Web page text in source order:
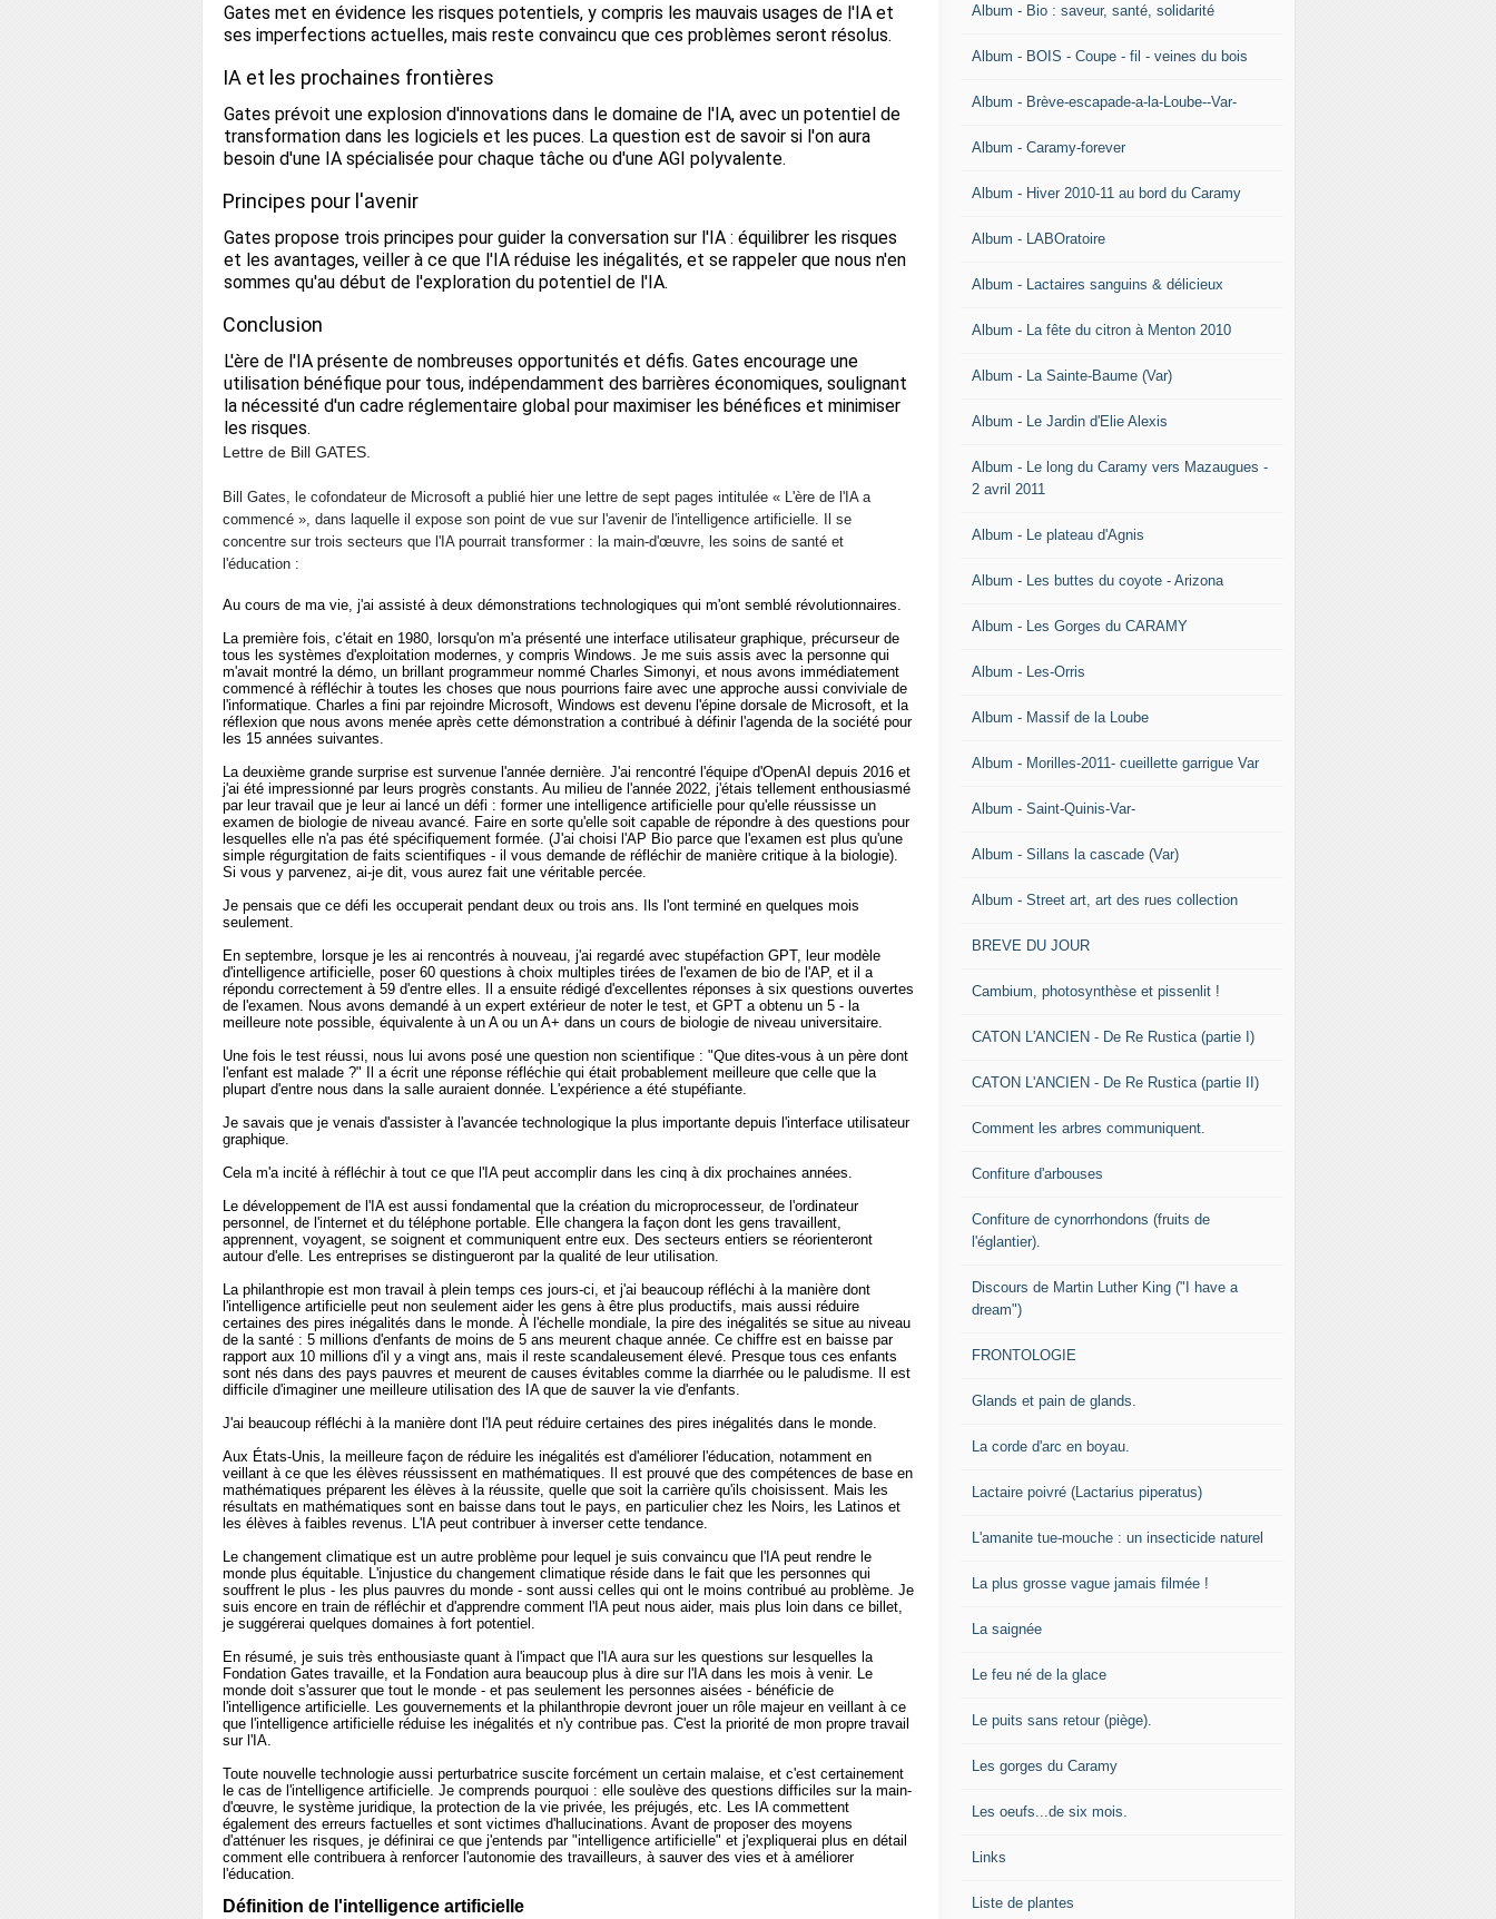
Gates met en évidence les risques potentiels, y compris les mauvais usages de l'IA et
ses imperfections actuelles, mais reste convaincu que ces problèmes seront résolus.
IA et les prochaines frontières
Gates prévoit une explosion d'innovations dans le domaine de l'IA, avec un potentiel de
transformation dans les logiciels et les puces. La question est de savoir si l'on aura
besoin d'une IA spécialisée pour chaque tâche ou d'une AGI polyvalente.
Principes pour l'avenir
Gates propose trois principes pour guider la conversation sur l'IA : équilibrer les risques
et les avantages, veiller à ce que l'IA réduise les inégalités, et se rappeler que nous n'en
sommes qu'au début de l'exploration du potentiel de l'IA.
Conclusion
L'ère de l'IA présente de nombreuses opportunités et défis. Gates encourage une
utilisation bénéfique pour tous, indépendamment des barrières économiques, soulignant
la nécessité d'un cadre réglementaire global pour maximiser les bénéfices et minimiser
les risques.
Lettre de Bill GATES.
Bill Gates, le cofondateur de Microsoft a publié hier une lettre de sept pages intitulée « L'ère de l'IA a
commencé », dans laquelle il expose son point de vue sur l'avenir de l'intelligence artificielle. Il se
concentre sur trois secteurs que l'IA pourrait transformer : la main-d'œuvre, les soins de santé et
l'éducation :
Au cours de ma vie, j'ai assisté à deux démonstrations technologiques qui m'ont semblé révolutionnaires.
La première fois, c'était en 1980, lorsqu'on m'a présenté une interface utilisateur graphique, précurseur de
tous les systèmes d'exploitation modernes, y compris Windows. Je me suis assis avec la personne qui
m'avait montré la démo, un brillant programmeur nommé Charles Simonyi, et nous avons immédiatement
commencé à réfléchir à toutes les choses que nous pourrions faire avec une approche aussi conviviale de
l'informatique. Charles a fini par rejoindre Microsoft, Windows est devenu l'épine dorsale de Microsoft, et la
réflexion que nous avons menée après cette démonstration a contribué à définir l'agenda de la société pour
les 15 années suivantes.
La deuxième grande surprise est survenue l'année dernière. J'ai rencontré l'équipe d'OpenAI depuis 2016 et
j'ai été impressionné par leurs progrès constants. Au milieu de l'année 2022, j'étais tellement enthousiasmé
par leur travail que je leur ai lancé un défi : former une intelligence artificielle pour qu'elle réussisse un
examen de biologie de niveau avancé. Faire en sorte qu'elle soit capable de répondre à des questions pour
lesquelles elle n'a pas été spécifiquement formée. (J'ai choisi l'AP Bio parce que l'examen est plus qu'une
simple régurgitation de faits scientifiques - il vous demande de réfléchir de manière critique à la biologie).
Si vous y parvenez, ai-je dit, vous aurez fait une véritable percée.
Je pensais que ce défi les occuperait pendant deux ou trois ans. Ils l'ont terminé en quelques mois
seulement.
En septembre, lorsque je les ai rencontrés à nouveau, j'ai regardé avec stupéfaction GPT, leur modèle
d'intelligence artificielle, poser 60 questions à choix multiples tirées de l'examen de bio de l'AP, et il a
répondu correctement à 59 d'entre elles. Il a ensuite rédigé d'excellentes réponses à six questions ouvertes
de l'examen. Nous avons demandé à un expert extérieur de noter le test, et GPT a obtenu un 5 - la
meilleure note possible, équivalente à un A ou un A+ dans un cours de biologie de niveau universitaire.
Une fois le test réussi, nous lui avons posé une question non scientifique : "Que dites-vous à un père dont
l'enfant est malade ?" Il a écrit une réponse réfléchie qui était probablement meilleure que celle que la
plupart d'entre nous dans la salle auraient donnée. L'expérience a été stupéfiante.
Je savais que je venais d'assister à l'avancée technologique la plus importante depuis l'interface utilisateur
graphique.
Cela m'a incité à réfléchir à tout ce que l'IA peut accomplir dans les cinq à dix prochaines années.
Le développement de l'IA est aussi fondamental que la création du microprocesseur, de l'ordinateur
personnel, de l'internet et du téléphone portable. Elle changera la façon dont les gens travaillent,
apprennent, voyagent, se soignent et communiquent entre eux. Des secteurs entiers se réorienteront
autour d'elle. Les entreprises se distingueront par la qualité de leur utilisation.
La philanthropie est mon travail à plein temps ces jours-ci, et j'ai beaucoup réfléchi à la manière dont
l'intelligence artificielle peut non seulement aider les gens à être plus productifs, mais aussi réduire
certaines des pires inégalités dans le monde. À l'échelle mondiale, la pire des inégalités se situe au niveau
de la santé : 5 millions d'enfants de moins de 5 ans meurent chaque année. Ce chiffre est en baisse par
rapport aux 10 millions d'il y a vingt ans, mais il reste scandaleusement élevé. Presque tous ces enfants
sont nés dans des pays pauvres et meurent de causes évitables comme la diarrhée ou le paludisme. Il est
difficile d'imaginer une meilleure utilisation des IA que de sauver la vie d'enfants.
J'ai beaucoup réfléchi à la manière dont l'IA peut réduire certaines des pires inégalités dans le monde.
Aux États-Unis, la meilleure façon de réduire les inégalités est d'améliorer l'éducation, notamment en
veillant à ce que les élèves réussissent en mathématiques. Il est prouvé que des compétences de base en
mathématiques préparent les élèves à la réussite, quelle que soit la carrière qu'ils choisissent. Mais les
résultats en mathématiques sont en baisse dans tout le pays, en particulier chez les Noirs, les Latinos et
les élèves à faibles revenus. L'IA peut contribuer à inverser cette tendance.
Le changement climatique est un autre problème pour lequel je suis convaincu que l'IA peut rendre le
monde plus équitable. L'injustice du changement climatique réside dans le fait que les personnes qui
souffrent le plus - les plus pauvres du monde - sont aussi celles qui ont le moins contribué au problème. Je
suis encore en train de réfléchir et d'apprendre comment l'IA peut nous aider, mais plus loin dans ce billet,
je suggérerai quelques domaines à fort potentiel.
En résumé, je suis très enthousiaste quant à l'impact que l'IA aura sur les questions sur lesquelles la
Fondation Gates travaille, et la Fondation aura beaucoup plus à dire sur l'IA dans les mois à venir. Le
monde doit s'assurer que tout le monde - et pas seulement les personnes aisées - bénéficie de
l'intelligence artificielle. Les gouvernements et la philanthropie devront jouer un rôle majeur en veillant à ce
que l'intelligence artificielle réduise les inégalités et n'y contribue pas. C'est la priorité de mon propre travail
sur l'IA.
Toute nouvelle technologie aussi perturbatrice suscite forcément un certain malaise, et c'est certainement
le cas de l'intelligence artificielle. Je comprends pourquoi : elle soulève des questions difficiles sur la main-
d'œuvre, le système juridique, la protection de la vie privée, les préjugés, etc. Les IA commettent
également des erreurs factuelles et sont victimes d'hallucinations. Avant de proposer des moyens
d'atténuer les risques, je définirai ce que j'entends par "intelligence artificielle" et j'expliquerai plus en détail
comment elle contribuera à renforcer l'autonomie des travailleurs, à sauver des vies et à améliorer
l'éducation.
Définition de l'intelligence artificielle
Album - Bio : saveur, santé, solidarité
Album - BOIS - Coupe - fil - veines du bois
Album - Brève-escapade-a-la-Loube--Var-
Album - Caramy-forever
Album - Hiver 2010-11 au bord du Caramy
Album - LABOratoire
Album - Lactaires sanguins & délicieux
Album - La fête du citron à Menton 2010
Album - La Sainte-Baume (Var)
Album - Le Jardin d'Elie Alexis
Album - Le long du Caramy vers Mazaugues -
2 avril 2011
Album - Le plateau d'Agnis
Album - Les buttes du coyote - Arizona
Album - Les Gorges du CARAMY
Album - Les-Orris
Album - Massif de la Loube
Album - Morilles-2011- cueillette garrigue Var
Album - Saint-Quinis-Var-
Album - Sillans la cascade (Var)
Album - Street art, art des rues collection
BREVE DU JOUR
Cambium, photosynthèse et pissenlit !
CATON L'ANCIEN - De Re Rustica (partie I)
CATON L'ANCIEN - De Re Rustica (partie II)
Comment les arbres communiquent.
Confiture d'arbouses
Confiture de cynorrhondons (fruits de
l'églantier).
Discours de Martin Luther King ("I have a
dream")
FRONTOLOGIE
Glands et pain de glands.
La corde d'arc en boyau.
Lactaire poivré (Lactarius piperatus)
L'amanite tue-mouche : un insecticide naturel
La plus grosse vague jamais filmée !
La saignée
Le feu né de la glace
Le puits sans retour (piège).
Les gorges du Caramy
Les oeufs...de six mois.
Links
Liste de plantes